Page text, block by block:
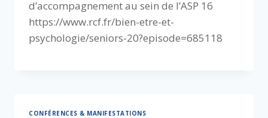
d’accompagnement au sein de l’ASP 16
https://www.rcf.fr/bien-etre-et-
psychologie/seniors-20?episode=685118
CONFÉRENCES & MANIFESTATIONS